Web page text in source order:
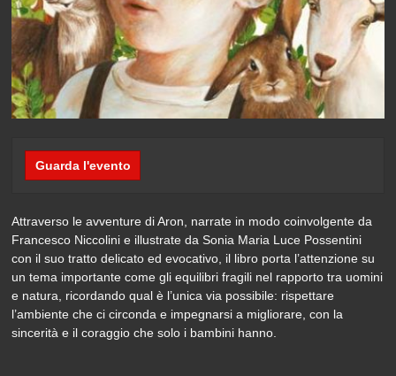
Guarda l'evento
Attraverso le avventure di Aron, narrate in modo coinvolgente da
Francesco Niccolini e illustrate da Sonia Maria Luce Possentini
con il suo tratto delicato ed evocativo, il libro porta l’attenzione su
un tema importante come gli equilibri fragili nel rapporto tra uomini
e natura, ricordando qual è l’unica via possibile: rispettare
l’ambiente che ci circonda e impegnarsi a migliorare, con la
sincerità e il coraggio che solo i bambini hanno.